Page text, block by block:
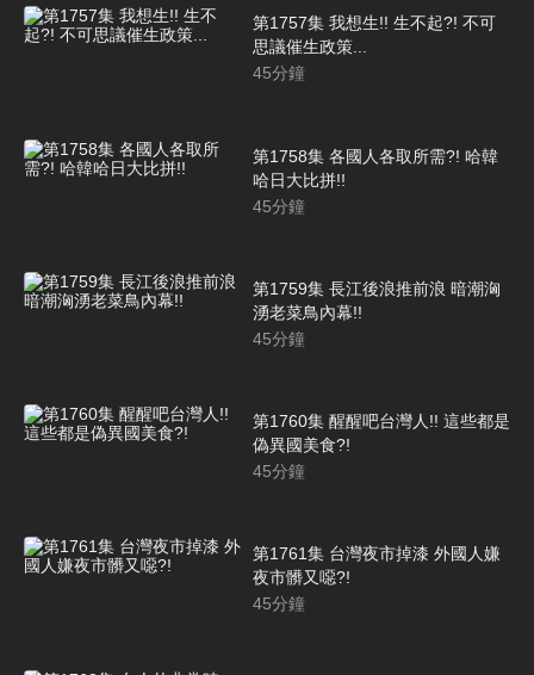
第1757集 我想生!! 生不起?! 不可
思議催生政策...
45分鐘
第1758集 各國人各取所需?! 哈韓
哈日大比拼!!
45分鐘
第1759集 長江後浪推前浪 暗潮洶
湧老菜鳥內幕!!
45分鐘
第1760集 醒醒吧台灣人!! 這些都是
偽異國美食?!
45分鐘
第1761集 台灣夜市掉漆 外國人嫌
夜市髒又噁?!
45分鐘